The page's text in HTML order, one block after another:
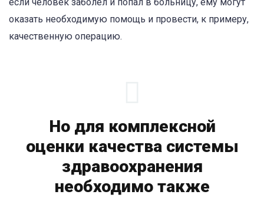
если человек заболел и попал в больницу, ему могут
оказать необходимую помощь и провести, к примеру,
качественную операцию.
Но для комплексной
оценки качества системы
здравоохранения
необходимо также